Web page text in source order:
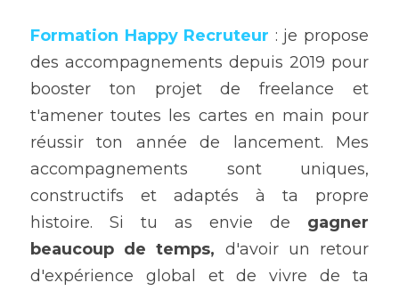
Formation Happy Recruteur : je propose
des accompagnements depuis 2019 pour
booster ton projet de freelance et
t'amener toutes les cartes en main pour
réussir ton année de lancement. Mes
accompagnements sont uniques,
constructifs et adaptés à ta propre
histoire. Si tu as envie de gagner
beaucoup de temps, d'avoir un retour
d'expérience global et de vivre de ta